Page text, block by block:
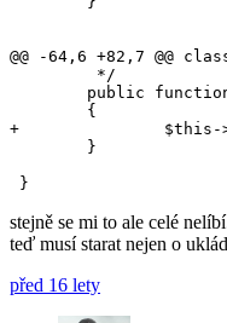
@@ -64,6 +82,7 @@
+		$this->data = array();
stejně se mi to ale celé
teď musí starat nejen o
před 16 lety